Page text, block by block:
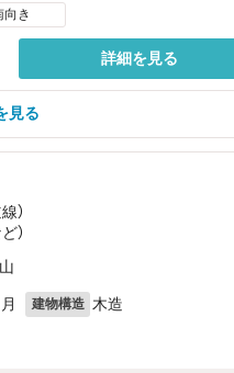
向き
詳細を見る
見る
）
）
建物構造 木造